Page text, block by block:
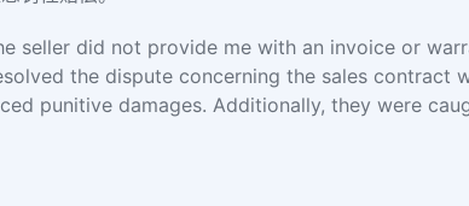
seller did not provide me with an invoice or
the dispute concerning the sales contract
punitive damages. Additionally, they were